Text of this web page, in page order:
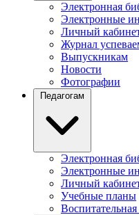
Электронная
Электронные
Личный
Журнал
Выпускникам
Новости
Фотографии
Педагогам
Электронная
Электронные
Личный
Учебные планы
Воспитательная